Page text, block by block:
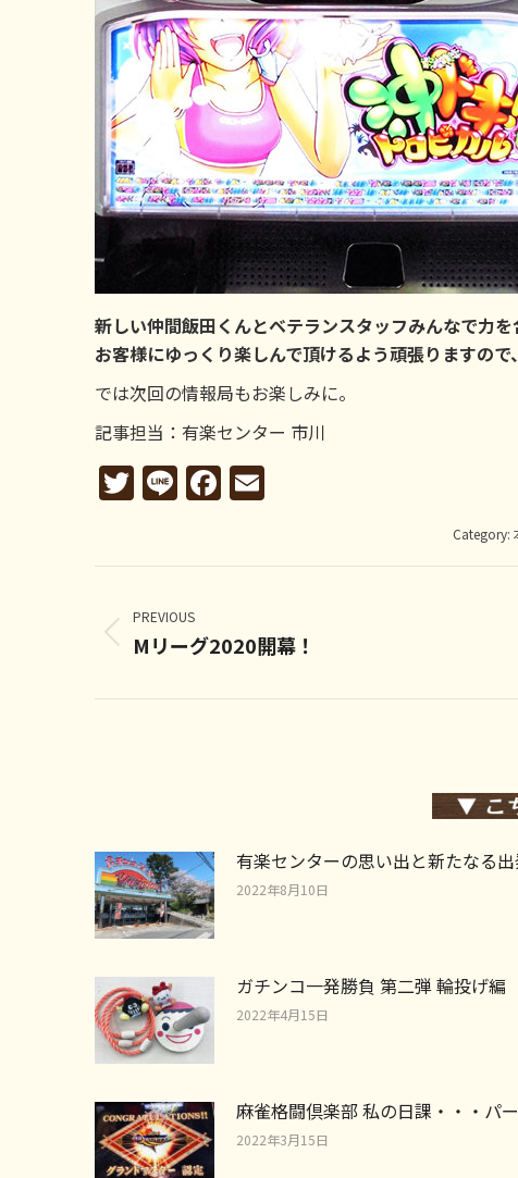
新しい仲間飯田くんとベテランスタッフみんなで力を
お客様にゆっくり楽しんで頂けるよう頑張りますの
では次回の情報局もお楽しみに。
記事担当：有楽センター 市川
Twitter
LineFacebook
Category:
Post
navigation
PREVIOUS
Previous
Mリーグ2020開幕！
有楽センターの思い出と新たなる
2022年8月10日
ガチンコ一発勝負 第二弾 輪投げ編
2022年4月15日
麻雀格闘倶楽部 私の日課・・・パ
2022年3月15日